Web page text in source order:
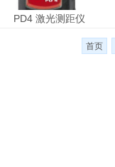
PD4 激光测距仪
首页